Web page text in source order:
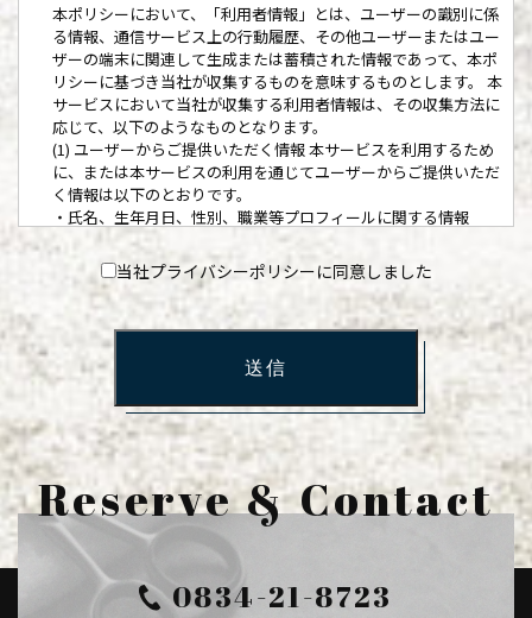
本ポリシーにおいて、「利用者情報」とは、ユーザーの識別に係
る情報、通信サービス上の行動履歴、その他ユーザーまたはユー
ザーの端末に関連して生成または蓄積された情報であって、本ポ
リシーに基づき当社が収集するものを意味するものとします。 本
サービスにおいて当社が収集する利用者情報は、その収集方法に
応じて、以下のようなものとなります。
(1) ユーザーからご提供いただく情報 本サービスを利用するため
に、または本サービスの利用を通じてユーザーからご提供いただ
く情報は以下のとおりです。
・氏名、生年月日、性別、職業等プロフィールに関する情報
・メールアドレス、電話番号、住所等連絡先に関する情報
・クレジットカード情報、銀行口座情報、電子マネー情報等決済
手段に関する情報
・ユーザーの肖像を含む静止画情報
・入力フォームその他当社が定める方法を通じてユーザーが入力
または送信する情報
(2) ユーザーが本サービスの利用において、他のサービスと連携
を許可することにより、当該他のサービスからご提供いただく情
ユーザーが、本サービスを利用するにあたり、ソーシャルネット
ワーキングサービス等の他のサービスとの連携を許可した場合に
は、その許可の際にご同意いただいた内容に基づき、以下の情報
を当該外部サービスから収集します。
・当該外部サービスでユーザーが利用するID
・その他当該外部サービスのプライバシー設定によりユーザーが
連携先に開示を認めた情報
(3) ユーザーが本サービスを利用するにあたって、当社が収集す
当社プライバシーポリシーに同意しました
送信
Reserve & Contact
0834-21-8723